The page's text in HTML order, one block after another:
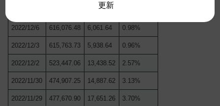
4,914.89
2022/12/6 616,076.48 6,061.64 0.98%
2022/12/3 615,763.73 5,938.64 0.96%
2022/12/2 523,447.06 13,438.52 2.57%
2022/11/30 474,907.25 14,887.62 3.13%
2022/11/29 477,670.90 17,651.26 3.70%
更新